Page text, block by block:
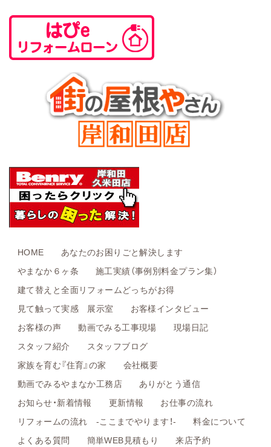
HOME
あなたのお困りごと解決します
やまなか６ヶ条
施工実績（事例別料金プラン集）
建て替えと全面リフォームどっちがお得
見て触って実感 展示室
お客様インタビュー
お客様の声
動画でみる工事現場
現場日記
スタッフ紹介
スタッフブログ
家族を育む『住育』の家
会社概要
動画でみるやまなか工務店
ありがとう通信
お知らせ・新着情報
更新情報
お仕事の流れ
リフォームの流れ -ここまでやります！-
料金について
よくある質問
簡単WEB見積もり
来店予約